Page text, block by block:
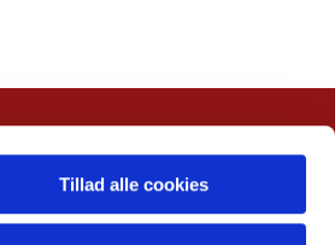
Tillad alle cookies